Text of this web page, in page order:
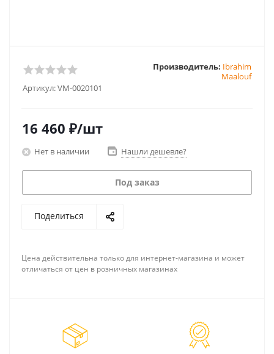
Артикул:VM-0020101
Производитель: Ibrahim
Maalouf
16 460 ₽/шт
Нет в наличии Нашли дешевле?
Под заказ
Поделиться
Цена действительна только для интернет-магазина и может
отличаться от цен в розничных магазинах